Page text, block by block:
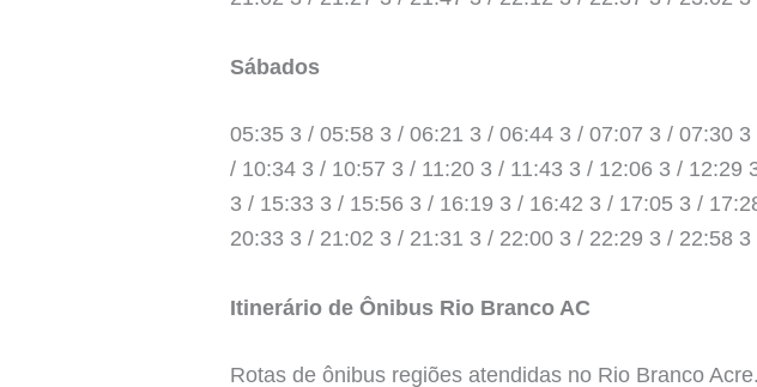
Sábados
05:35 3 / 05:58 3 / 06:21 3 / 06:44 3 / 07:07 3 / 07:30
/ 10:34 3 / 10:57 3 / 11:20 3 / 11:43 3 / 12:06 3 /
3 / 15:33 3 / 15:56 3 / 16:19 3 / 16:42 3 / 17:05 3 /
20:33 3 / 21:02 3 / 21:31 3 / 22:00 3 / 22:29 3 / 22:58 3
Itinerário de Ônibus Rio Branco AC
Rotas de ônibus regiões atendidas no Rio Branco Acre.